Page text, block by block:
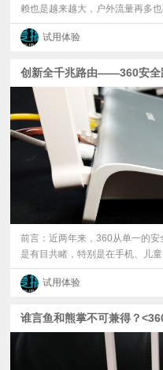
赖也是越来越大，户外流量再多
试用体验
创新全千兆路由——360安全
前言：近两年来，360从单一的
是有目共睹，特别是在手机、儿
试用体验